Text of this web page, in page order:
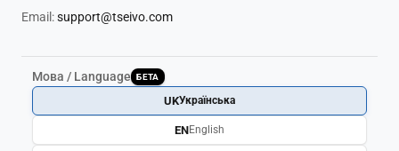
Email:support@tseivo.com
Мова / Language БЕТА
UKУкраїнська
ENEnglish